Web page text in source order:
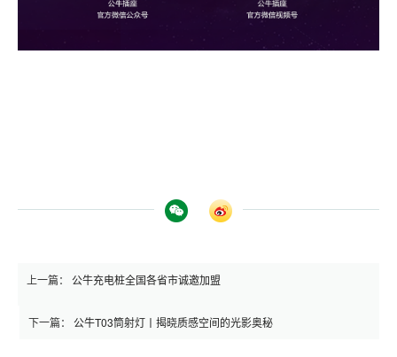
上一篇： 公牛充电桩全国各省市诚邀加盟
下一篇： 公牛T03筒射灯丨揭晓质感空间的光影奥秘